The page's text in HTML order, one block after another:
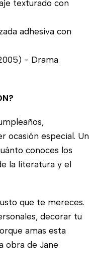
texturado con
adhesiva con
- Drama
ocasión especial. Un
conoces los
la literatura y el
que te mereces.
decorar tu
amas esta
obra de Jane